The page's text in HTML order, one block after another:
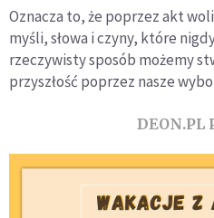
Oznacza to, że poprzez akt
myśli, słowa i czyny, które
rzeczywisty sposób możemy
przyszłość poprzez nasze
DEON.PL